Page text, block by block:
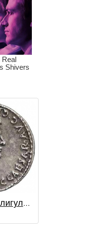
Денарий / Калигула (37 - 41 гг.)